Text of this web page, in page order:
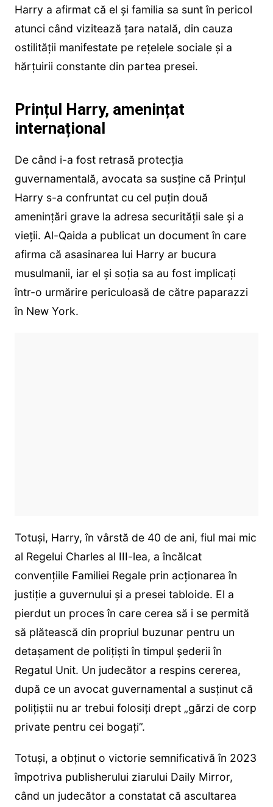
Harry a afirmat că el și familia sa sunt în pericol
atunci când vizitează țara natală, din cauza
ostilității manifestate pe rețelele sociale și a
hărțuirii constante din partea presei.
Prințul Harry, amenințat
internațional
De când i-a fost retrasă protecția
guvernamentală, avocata sa susține că Prințul
Harry s-a confruntat cu cel puțin două
amenințări grave la adresa securității sale și a
vieții. Al-Qaida a publicat un document în care
afirma că asasinarea lui Harry ar bucura
musulmanii, iar el și soția sa au fost implicați
într-o urmărire periculoasă de către paparazzi
în New York.
Totuși, Harry, în vârstă de 40 de ani, fiul mai mic
al Regelui Charles al III-lea, a încălcat
convențiile Familiei Regale prin acționarea în
justiție a guvernului și a presei tabloide. El a
pierdut un proces în care cerea să i se permită
să plătească din propriul buzunar pentru un
detașament de polițiști în timpul șederii în
Regatul Unit. Un judecător a respins cererea,
după ce un avocat guvernamental a susținut că
polițiștii nu ar trebui folosiți drept „gărzi de corp
private pentru cei bogați”.
Totuși, a obținut o victorie semnificativă în 2023
împotriva publisherului ziarului Daily Mirror,
când un judecător a constatat că ascultarea